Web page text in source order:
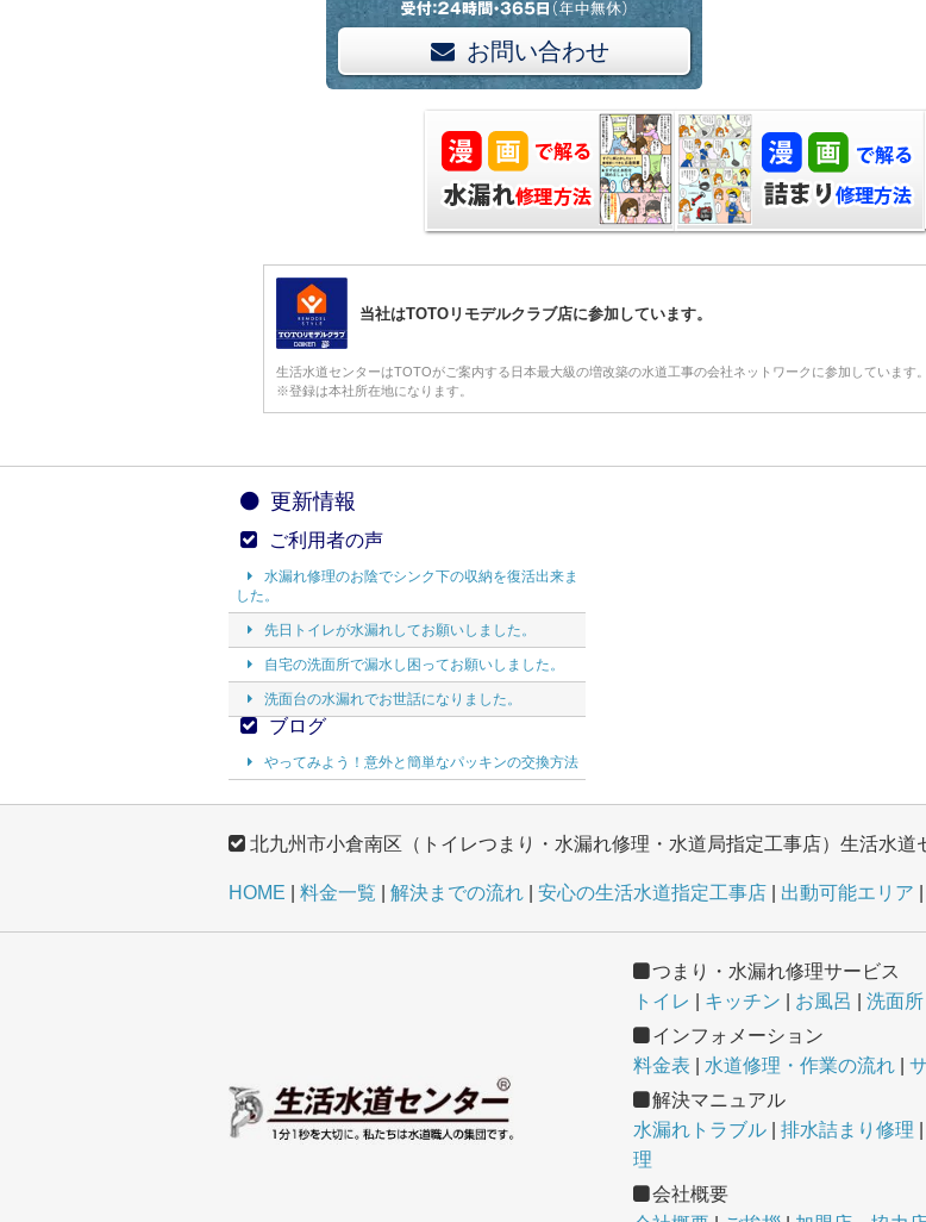
お問い合わせ
当社はTOTOリモデルクラブ店に参加しています。
生活水道センターはTOTOがご案内する日本最大級の増改築の水道工事の会社ネットワークに参加しています。
※登録は本社所在地になります。
更新情報
ご利用者の声
水漏れ修理のお陰でシンク下の収納を復活出来ま
した。
先日トイレが水漏れしてお願いしました。
自宅の洗面所で漏水し困ってお願いしました。
洗面台の水漏れでお世話になりました。
ブログ
やってみよう！意外と簡単なパッキンの交換方法
北九州市小倉南区（トイレつまり・水漏れ修理・水道局指定工事店）生活水道
HOME 料金一覧 解決までの流れ 安心の生活水道指定工事店 出動可能エリア
つまり・水漏れ修理サービス
トイレ
キッチン お風呂 洗面所
インフォメーション
料金表
水道修理・作業の流れ
解決マニュアル
水漏れトラブル
排水詰まり修理
理
会社概要